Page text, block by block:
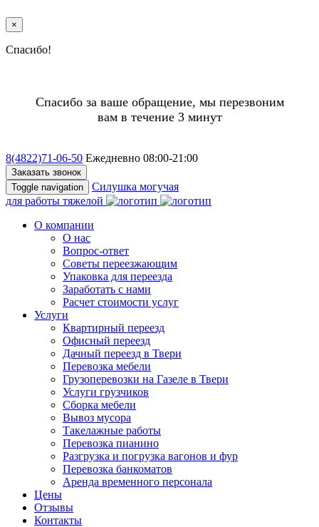
×
Спасибо!
Спасибо за ваше обращение, мы перезвоним
вам в течение 3 минут
8(4822)71-06-50 Ежедневно 08:00-21:00
Заказать звонок
Toggle navigation
Силушка могучая
для работы тяжелой
О компании
О нас
Вопрос-ответ
Советы переезжающим
Упаковка для переезда
Заработать с нами
Расчет стоимости услуг
Услуги
Квартирный переезд
Офисный переезд
Дачный переезд в Твери
Перевозка мебели
Грузоперевозки на Газеле в Твери
Услуги грузчиков
Сборка мебели
Вывоз мусора
Такелажные работы
Перевозка пианино
Разгрузка и погрузка вагонов и фур
Перевозка банкоматов
Аренда временного персонала
Цены
Отзывы
Контакты